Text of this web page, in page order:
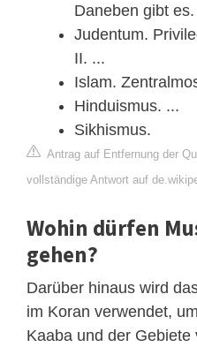
Daneben gibt es.
Judentum.
II. ...
Islam.
Hinduismus. ...
Sikhismus.
Antrag auf Entfernung der
vollständige Antwort auf
Wohin dürfen
gehen?
Darüber hinaus wird
im Koran verwendet,
Kaaba und der